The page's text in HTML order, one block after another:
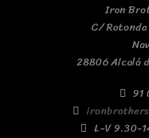
Iron
C/
28806 Alcalá
91
L-V 9.30-